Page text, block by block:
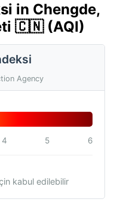
in Chengde,
🇨🇳 (AQI)
Agency
4 5 6
kabul edilebilir